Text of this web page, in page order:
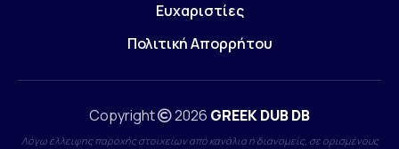
Ευχαριστίες
Πολιτική Απορρήτου
Copyright 2026 GREEK DUB DB
Λόγω έλλειψης παροχής στοιχείων από κανάλια ή διανομείς, σε ορισμένους